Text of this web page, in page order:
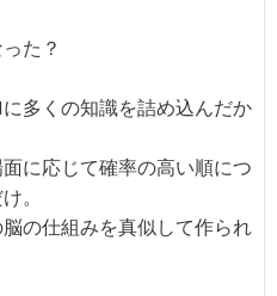
た？
多くの知識を詰め込んだか
に応じて確率の高い順につ
。
の仕組みを真似して作られ